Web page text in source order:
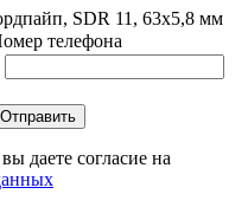
SDR 11, 63х5,8 мм
телефона
Отправить
даете согласие на